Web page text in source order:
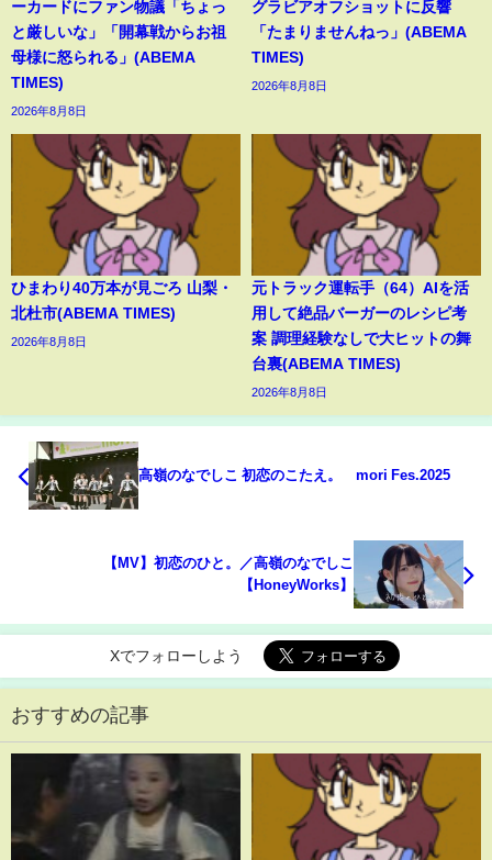
ーカードにファン物議「ちょっ
と厳しいな」「開幕戦からお祖
母様に怒られる」(ABEMA
TIMES)
2026年8月8日
グラビアオフショットに反響
「たまりませんねっ」(ABEMA
TIMES)
2026年8月8日
ひまわり40万本が見ごろ 山梨・
北杜市(ABEMA TIMES)
2026年8月8日
元トラック運転手（64）AIを活
用して絶品バーガーのレシピ考
案 調理経験なしで大ヒットの舞
台裏(ABEMA TIMES)
2026年8月8日
高嶺のなでしこ 初恋のこたえ。 mori Fes.2025
【MV】初恋のひと。／高嶺のなでしこ
【HoneyWorks】
Xでフォローしよう
おすすめの記事